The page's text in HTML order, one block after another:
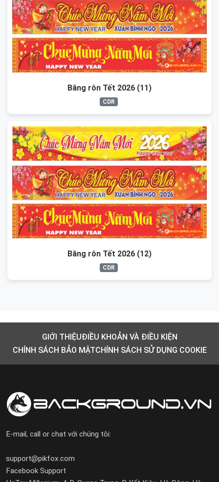
Băng rôn Tết 2026 (11)
CDR
Băng rôn Tết 2026 (12)
CDR
GIỚI THIỆUĐIỀU KHOẢN VÀ ĐIỀU KIỆN
CHÍNH SÁCH BẢO MẬTCHÍNH SÁCH SỬ DỤNG COOKIE
E-mail, call or chat với chúng tôi:
support@pikfox.com
Facebook Support